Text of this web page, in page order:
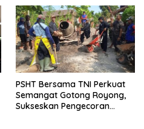
PSHT Bersama TNI Perkuat
Semangat Gotong Royong,
Sukseskan Pengecoran